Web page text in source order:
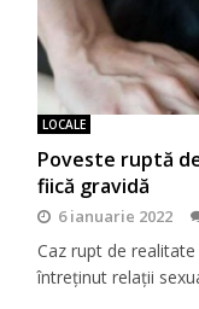
LOCALE
Poveste ruptă
fiică gravidă
6 ianuarie 2022
Caz rupt de
întreținut relații